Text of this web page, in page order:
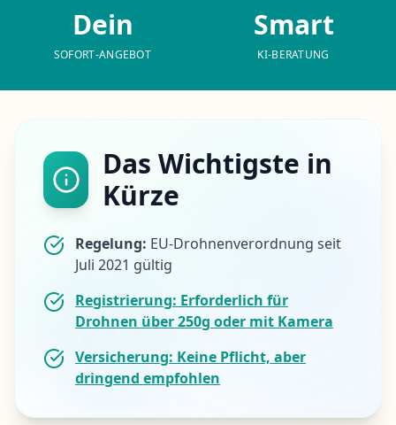
Dein
SOFORT-ANGEBOT
Smart
KI-BERATUNG
Das Wichtigste in
Kürze
Regelung: EU-Drohnenverordnung seit
Juli 2021 gültig
Registrierung: Erforderlich für
Drohnen über 250g oder mit Kamera
Versicherung: Keine Pflicht, aber
dringend empfohlen